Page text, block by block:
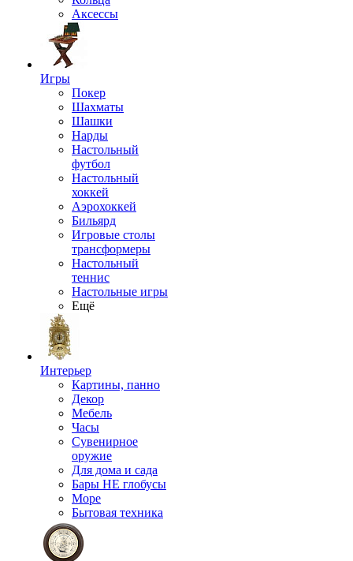
Аксессы
Игры
Покер
Шахматы
Шашки
Нарды
Настольный
футбол
Настольный
хоккей
Аэрохоккей
Бильярд
Игровые столы
трансформеры
Настольный
теннис
Настольные игры
Ещё
Интерьер
Картины, панно
Декор
Мебель
Часы
Сувенирное
оружие
Для дома и сада
Бары НЕ глобусы
Море
Бытовая техника